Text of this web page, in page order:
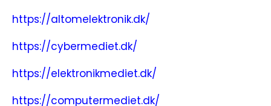
https://altomelektronik.dk/
https://cybermediet.dk/
https://elektronikmediet.dk/
https://computermediet.dk/